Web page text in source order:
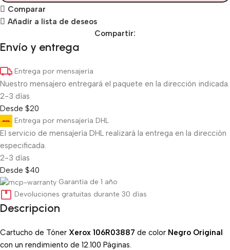
Comparar
Añadir a lista de deseos
Compartir:
Envío y entrega
Entrega por mensajería
Nuestro mensajero entregará el paquete en la dirección indicada.
2-3 días
Desde $20
Entrega por mensajería DHL
El servicio de mensajería DHL realizará la entrega en la dirección
especificada.
2-3 días
Desde $40
Garantía de 1 año
Devoluciones gratuitas durante 30 días
Descripcion
Cartucho de Tóner Xerox 106R03887 de color Negro Original
con un rendimiento de 12.100 Páginas.